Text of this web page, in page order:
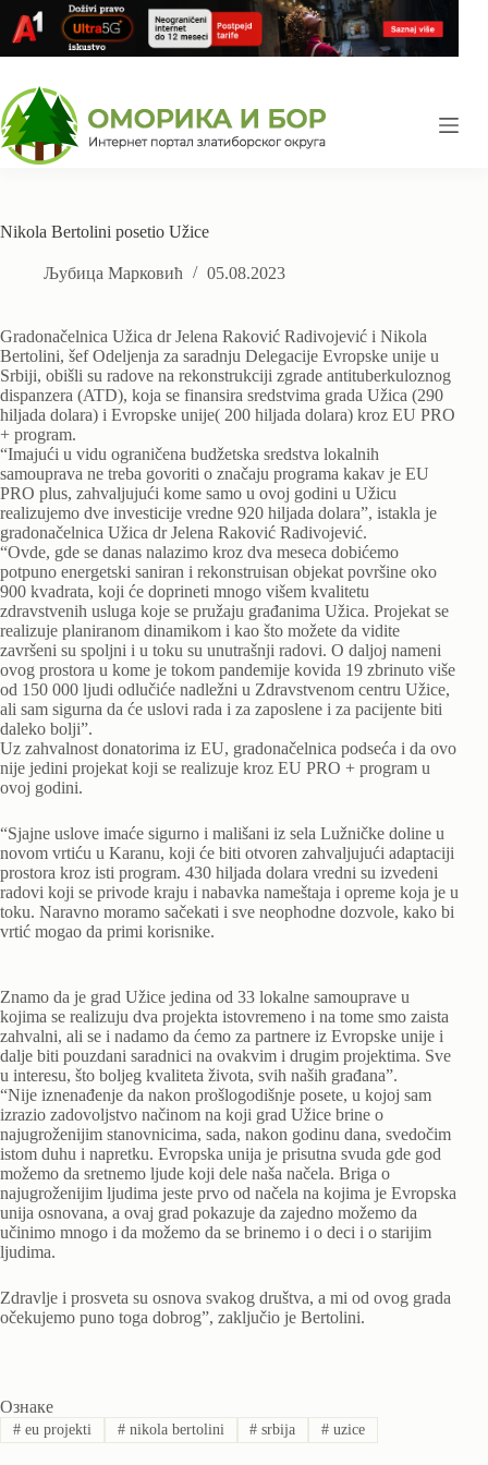
content
Nikola Bertolini posetio Užice
Љубица Марковић 05.08.2023
Gradonačelnica Užica dr Jelena Raković Radivojević i Nikola
Bertolini, šef Odeljenja za saradnju Delegacije Evropske unije u
Srbiji, obišli su radove na rekonstrukciji zgrade antituberkuloznog
dispanzera (ATD), koja se finansira sredstvima grada Užica (290
hiljada dolara) i Evropske unije( 200 hiljada dolara) kroz EU PRO
+ program.
“Imajući u vidu ograničena budžetska sredstva lokalnih
samouprava ne treba govoriti o značaju programa kakav je EU
PRO plus, zahvaljujući kome samo u ovoj godini u Užicu
realizujemo dve investicije vredne 920 hiljada dolara”, istakla je
gradonačelnica Užica dr Jelena Raković Radivojević.
“Ovde, gde se danas nalazimo kroz dva meseca dobićemo
potpuno energetski saniran i rekonstruisan objekat površine oko
900 kvadrata, koji će doprineti mnogo višem kvalitetu
zdravstvenih usluga koje se pružaju građanima Užica. Projekat se
realizuje planiranom dinamikom i kao što možete da vidite
završeni su spoljni i u toku su unutrašnji radovi. O daljoj nameni
ovog prostora u kome je tokom pandemije kovida 19 zbrinuto više
od 150 000 ljudi odlučiće nadležni u Zdravstvenom centru Užice,
ali sam sigurna da će uslovi rada i za zaposlene i za pacijente biti
daleko bolji”.
Uz zahvalnost donatorima iz EU, gradonačelnica podseća i da ovo
nije jedini projekat koji se realizuje kroz EU PRO + program u
ovoj godini.
“Sjajne uslove imaće sigurno i mališani iz sela Lužničke doline u
novom vrtiću u Karanu, koji će biti otvoren zahvaljujući adaptaciji
prostora kroz isti program. 430 hiljada dolara vredni su izvedeni
radovi koji se privode kraju i nabavka nameštaja i opreme koja je u
toku. Naravno moramo sačekati i sve neophodne dozvole, kako bi
vrtić mogao da primi korisnike.
Znamo da je grad Užice jedina od 33 lokalne samouprave u
kojima se realizuju dva projekta istovremeno i na tome smo zaista
zahvalni, ali se i nadamo da ćemo za partnere iz Evropske unije i
dalje biti pouzdani saradnici na ovakvim i drugim projektima. Sve
u interesu, što boljeg kvaliteta života, svih naših građana”.
“Nije iznenađenje da nakon prošlogodišnje posete, u kojoj sam
izrazio zadovoljstvo načinom na koji grad Užice brine o
najugroženijim stanovnicima, sada, nakon godinu dana, svedočim
istom duhu i napretku. Evropska unija je prisutna svuda gde god
možemo da sretnemo ljude koji dele naša načela. Briga o
najugroženijim ljudima jeste prvo od načela na kojima je Evropska
unija osnovana, a ovaj grad pokazuje da zajedno možemo da
učinimo mnogo i da možemo da se brinemo i o deci i o starijim
ljudima.
Zdravlje i prosveta su osnova svakog društva, a mi od ovog grada
očekujemo puno toga dobrog”, zaključio je Bertolini.
Ознаке
#eu projekti #nikola bertolini # srbija # uzice